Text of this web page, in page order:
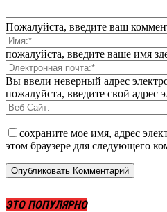
Пожалуйста, введите ваш
пожалуйста, введите ваше имя
Вы ввели неверный адрес
пожалуйста, введите свой адрес
сохраните мое имя, адрес
этом браузере для следующего
ЭТО ПОПУЛЯРНО